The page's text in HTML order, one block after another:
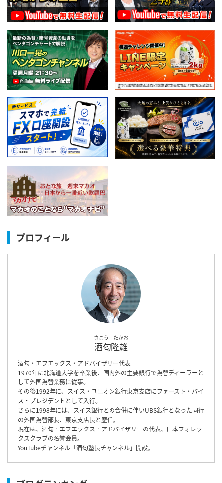
プロフィール
さこう・たかお
酒匂隆雄
酒匂・エフエックス・アドバイザリー代表
1970年に北海道大学を卒業後、国内外の主要銀行で為替ディーラーと
して外国為替業務に従事。
その後1992年に、スイス・ユニオン銀行東京支店にファースト・バイ
ス・プレジデントとして入行。
さらに1998年には、スイス銀行との合併に伴いUBS銀行となった同行
の外国為替部長、東京支店長と歴任。
現在は、酒匂・エフエックス・アドバイザリーの代表、日本フォレッ
クスクラブの名誉会員。
YouTubeチャンネル「酒匂塾長チャンネル」開設。